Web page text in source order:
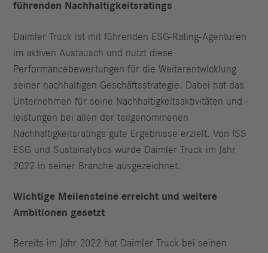
führenden Nachhaltigkeitsratings
Daimler Truck ist mit führenden ESG-Rating-Agenturen
im aktiven Austausch und nutzt diese
Performancebewertungen für die Weiterentwicklung
seiner nachhaltigen Geschäftsstrategie. Dabei hat das
Unternehmen für seine Nachhaltigkeitsaktivitäten und -
leistungen bei allen der teilgenommenen
Nachhaltigkeitsratings gute Ergebnisse erzielt. Von ISS
ESG und Sustainalytics wurde Daimler Truck im Jahr
2022 in seiner Branche ausgezeichnet.
Wichtige Meilensteine erreicht und weitere
Ambitionen gesetzt
Bereits im Jahr 2022 hat Daimler Truck bei seinen